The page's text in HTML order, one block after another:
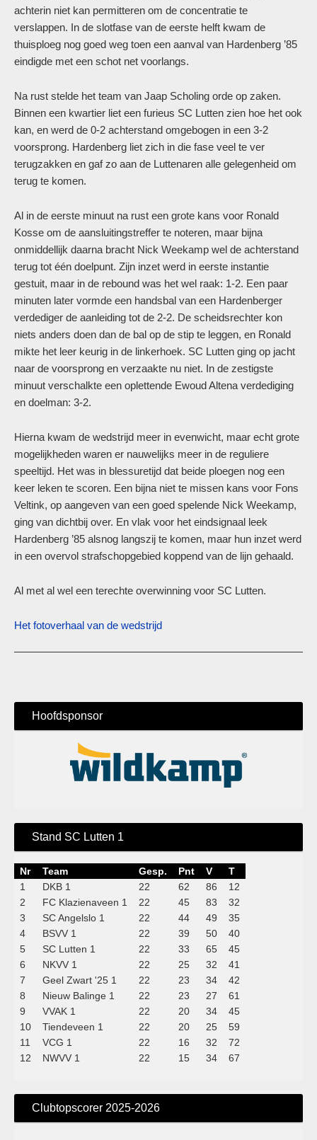
achterin niet kan permitteren om de concentratie te
verslappen. In de slotfase van de eerste helft kwam de
thuisploeg nog goed weg toen een aanval van Hardenberg ’85
eindigde met een schot net voorlangs.
Na rust stelde het team van Jaap Scholing orde op zaken.
Binnen een kwartier liet een furieus SC Lutten zien hoe het ook
kan, en werd de 0-2 achterstand omgebogen in een 3-2
voorsprong. Hardenberg liet zich in die fase veel te ver
terugzakken en gaf zo aan de Luttenaren alle gelegenheid om
terug te komen.
Al in de eerste minuut na rust een grote kans voor Ronald
Kosse om de aansluitingstreffer te noteren, maar bijna
onmiddellijk daarna bracht Nick Weekamp wel de achterstand
terug tot één doelpunt. Zijn inzet werd in eerste instantie
gestuit, maar in de rebound was het wel raak: 1-2. Een paar
minuten later vormde een handsbal van een Hardenberger
verdediger de aanleiding tot de 2-2. De scheidsrechter kon
niets anders doen dan de bal op de stip te leggen, en Ronald
mikte het leer keurig in de linkerhoek. SC Lutten ging op jacht
naar de voorsprong en verzaakte nu niet. In de zestigste
minuut verschalkte een oplettende Ewoud Altena verdediging
en doelman: 3-2.
Hierna kwam de wedstrijd meer in evenwicht, maar echt grote
mogelijkheden waren er nauwelijks meer in de reguliere
speeltijd. Het was in blessuretijd dat beide ploegen nog een
keer leken te scoren. Een bijna niet te missen kans voor Fons
Veltink, op aangeven van een goed spelende Nick Weekamp,
ging van dichtbij over. En vlak voor het eindsignaal leek
Hardenberg ’85 alsnog langszij te komen, maar hun inzet werd
in een overvol strafschopgebied koppend van de lijn gehaald.
Al met al wel een terechte overwinning voor SC Lutten.
Het fotoverhaal van de wedstrijd
Hoofdsponsor
Stand SC Lutten 1
Nr Team Gesp. Pnt V
T
1
DKB 1 22 62 86
12
2
FC Klazienaveen 1 22 45 83
32
3
SC Angelslo 1 22 44 49
35
4
BSVV 1 22 39 50
40
5
SC Lutten 1 22 33 65
45
6
NKVV 1 22 25 32
41
7
Geel Zwart '25 1 22 23 34
42
8
Nieuw Balinge 1 22 23 27
61
9
VVAK 1 22 20 34
45
10
Tiendeveen 1 22 20 25
59
11
VCG 1 22 16 32
72
12
NWVV 1 22 15 34 67
Clubtopscorer 2025-2026